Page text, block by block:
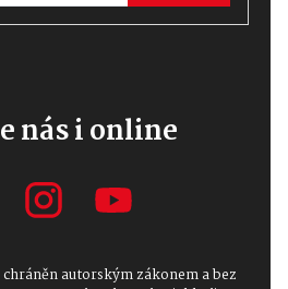
nás i online
autorským zákonem a bez